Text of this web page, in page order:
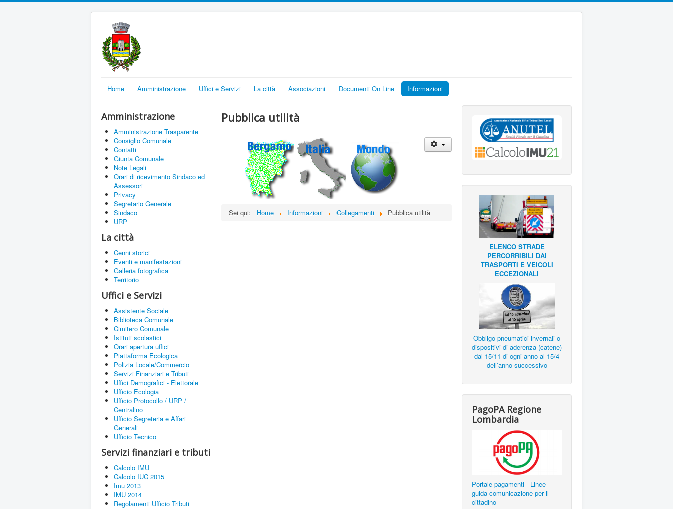
Home Amministrazione Uffici e Servizi La città Associazioni Documenti On Line Informazioni
Amministrazione
Amministrazione Trasparente
Consiglio Comunale
Contatti
Giunta Comunale
Note Legali
Orari di ricevimento Sindaco ed
Assessori
Privacy
Segretario Generale
Sindaco
URP
La città
Cenni storici
Eventi e manifestazioni
Galleria fotografica
Territorio
Uffici e Servizi
Assistente Sociale
Biblioteca Comunale
Cimitero Comunale
Istituti scolastici
Orari apertura uffici
Piattaforma Ecologica
Polizia Locale/Commercio
Servizi Finanziari e Tributi
Uffici Demografici - Elettorale
Ufficio Ecologia
Ufficio Protocollo / URP /
Centralino
Ufficio Segreteria e Affari
Generali
Ufficio Tecnico
Servizi finanziari e tributi
Calcolo IMU
Calcolo IUC 2015
Imu 2013
IMU 2014
Regolamenti Ufficio Tributi
Pubblica utilità
Sei qui: Home Informazioni Collegamenti Pubblica utilità
ELENCO STRADE
PERCORRIBILI DAI
TRASPORTI E VEICOLI
ECCEZIONALI
Obbligo pneumatici invernali o
dispositivi di aderenza (catene)
dal 15/11 di ogni anno al 15/4
dell’anno successivo
PagoPA Regione
Lombardia
Portale pagamenti - Linee
guida comunicazione per il
cittadino